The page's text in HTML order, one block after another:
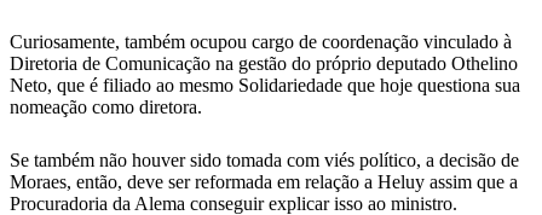
Curiosamente, também ocupou cargo de coordenação vinculado à
Diretoria de Comunicação na gestão do próprio deputado Othelino
Neto, que é filiado ao mesmo Solidariedade que hoje questiona sua
nomeação como diretora.
Se também não houver sido tomada com viés político, a decisão de
Moraes, então, deve ser reformada em relação a Heluy assim que a
Procuradoria da Alema conseguir explicar isso ao ministro.